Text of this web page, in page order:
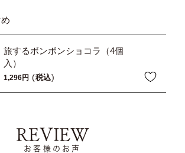
旅するボンボンショコラ（4個
入）
1,296 税込
REVIEW
お客様のお声